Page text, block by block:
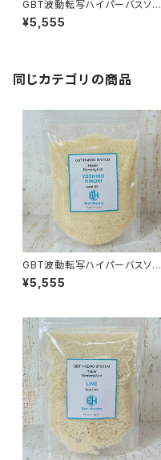
GBT波動転写ハイパーバスソル
ト 約500g 富良野ラベンダー
¥5,555
同じカテゴリの商品
GBT波動転写ハイパーバスソル
¥5,555